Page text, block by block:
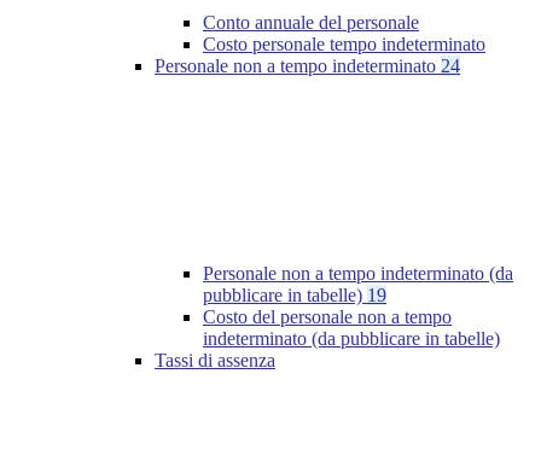
Conto annuale del personale
Costo personale tempo indeterminato
Personale non a tempo indeterminato 24
Personale non a tempo indeterminato (da
pubblicare in tabelle) 19
Costo del personale non a tempo
indeterminato (da pubblicare in tabelle)
Tassi di assenza